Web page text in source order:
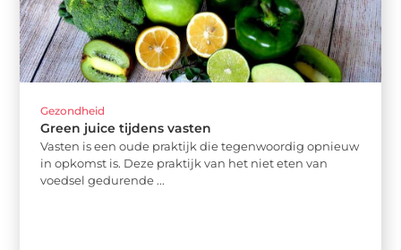
Gezondheid
Green juice tijdens vasten
Vasten is een oude praktijk die tegenwoordig opnieuw
in opkomst is. Deze praktijk van het niet eten van
voedsel gedurende ...